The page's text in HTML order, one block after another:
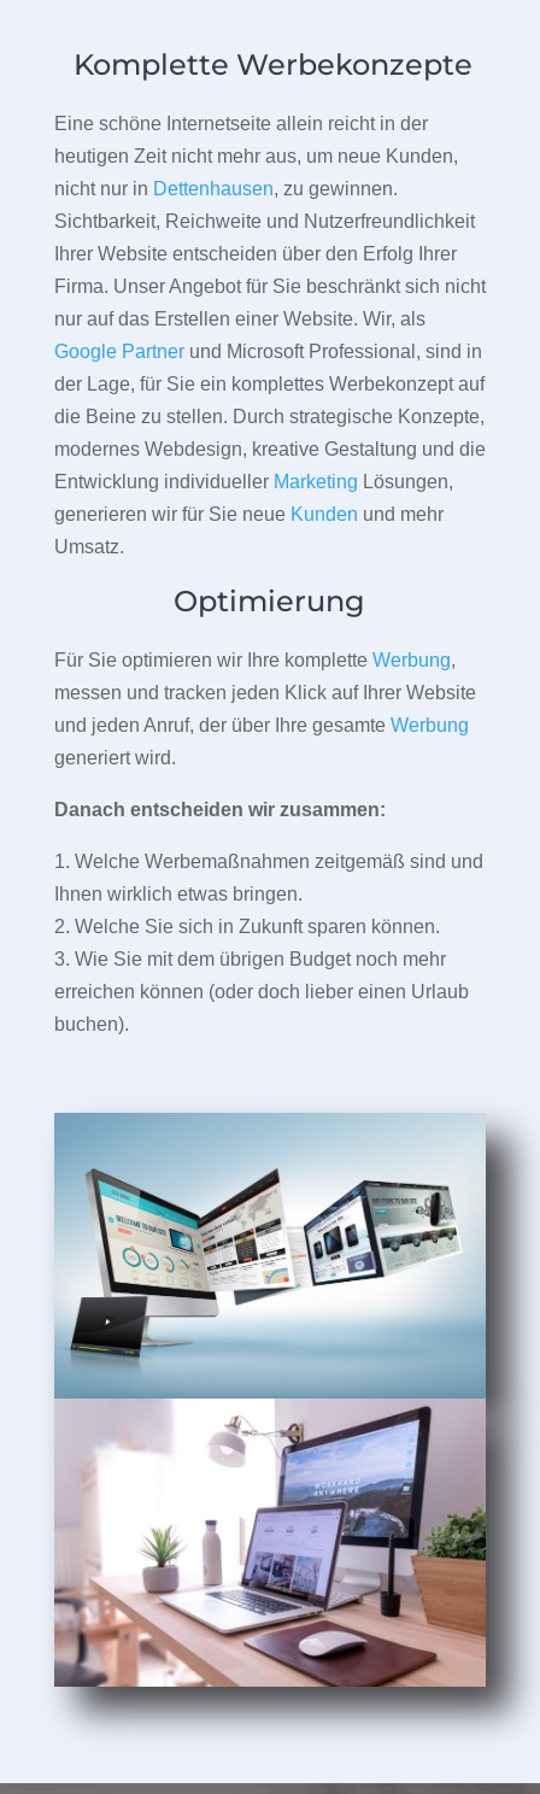
Komplette Werbekonzepte
Eine schöne Internetseite allein reicht in der
heutigen Zeit nicht mehr aus, um neue Kunden,
nicht nur in Dettenhausen, zu gewinnen.
Sichtbarkeit, Reichweite und Nutzerfreundlichkeit
Ihrer Website entscheiden über den Erfolg Ihrer
Firma. Unser Angebot für Sie beschränkt sich nicht
nur auf das Erstellen einer Website. Wir, als
Google Partnerund Microsoft Professional, sind in
der Lage, für Sie ein komplettes Werbekonzept auf
die Beine zu stellen. Durch strategische Konzepte,
modernes Webdesign, kreative Gestaltung und die
Entwicklung individueller Marketing Lösungen,
generieren wir für Sie neue Kunden und mehr
Umsatz.
Optimierung
Für Sie optimieren wir Ihre komplette Werbung,
messen und tracken jeden Klick auf Ihrer Website
und jeden Anruf, der über Ihre gesamte Werbung
generiert wird.
Danach entscheiden wir zusammen:
1. Welche Werbemaßnahmen zeitgemäß sind und
Ihnen wirklich etwas bringen.
2. Welche Sie sich in Zukunft sparen können.
3. Wie Sie mit dem übrigen Budget noch mehr
erreichen können (oder doch lieber einen Urlaub
buchen).